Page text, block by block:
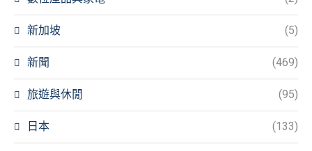
新加坡 (5)
新聞 (469)
旅遊與休閒 (95)
日本 (133)